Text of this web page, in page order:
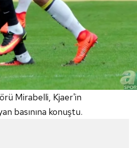
Mirabelli, Kjaer'in
basınına konuştu.